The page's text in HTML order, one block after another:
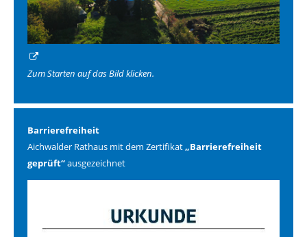
Zum Starten auf das Bild klicken.
Barrierefreiheit
Aichwalder Rathaus mit dem Zertifikat„Barrierefreiheit
geprüft“ausgezeichnet